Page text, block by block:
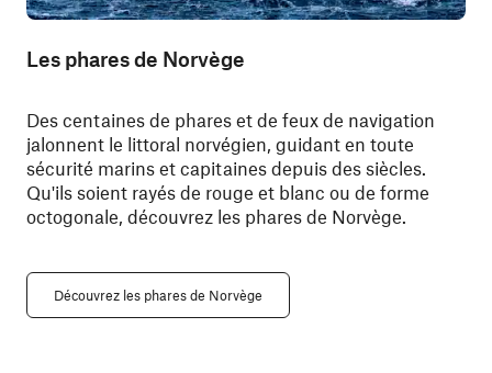
Les phares de Norvège
Des centaines de phares et de feux de navigation
jalonnent le littoral norvégien, guidant en toute
sécurité marins et capitaines depuis des siècles.
Qu'ils soient rayés de rouge et blanc ou de forme
octogonale, découvrez les phares de Norvège.
Découvrez les phares de Norvège